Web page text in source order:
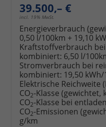
39.500,– €
incl. 19% MwSt.
Energieverbrauch
0,50 l/100km + 19,10
Kraftstoffverbrauch
kombiniert: 6,50 l/
Stromverbrauch bei
kombiniert: 19,50
Elektrische Reichweite
CO2-Klasse (gewichtet,
CO2-Klasse bei
CO2-Emissionen
g/km